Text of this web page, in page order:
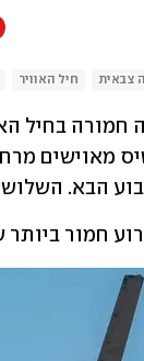
צבאית חיל האוויר
הבא.
חמור